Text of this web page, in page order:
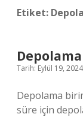
Etiket:
Tarih: Eylül 19, 2024
Depolama
süre için